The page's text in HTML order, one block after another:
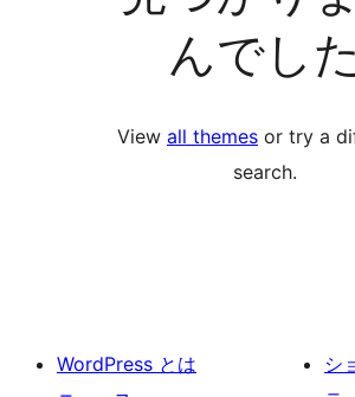
んでした
View all themes or try a
search.
WordPress とは
シ